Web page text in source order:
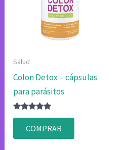
Salud
Colon Detox – cápsulas
para parásitos
Valorado
4.75
de 5
COMPRAR